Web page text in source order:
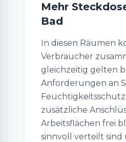
Mehr
Bad
In diesen Räumen
Verbraucher
gleichzeitig gelten
Anforderungen an
zusätzliche
Arbeitsflächen frei
sinnvoll verteilt sind